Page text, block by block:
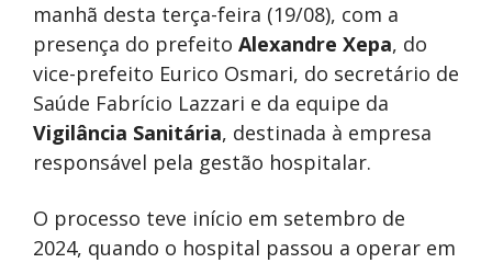
manhã desta terça-feira (19/08), com a
presença do prefeito Alexandre Xepa, do
vice-prefeito Eurico Osmari, do secretário de
Saúde Fabrício Lazzari e da equipe da
Vigilância Sanitária, destinada à empresa
responsável pela gestão hospitalar.
O processo teve início em setembro de
2024, quando o hospital passou a operar em